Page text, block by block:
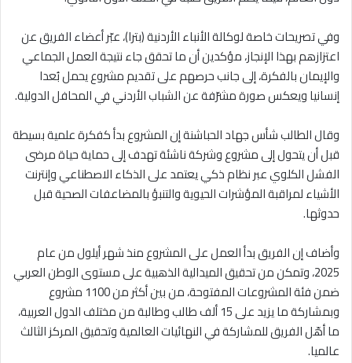
وفي تصريحات خاصة لوكالة الأنباء الأردنية (بترا)، عبّر أعضاء الفريق عن
اعتزازهم بهذا الإنجاز، مؤكدين أن ما تحقق جاء نتيجة العمل الجماعي
والإيمان بالفكرة، إلى جانب حرصهم على تقديم مشروع يحمل بُعدا
إنسانيا ويعكس صورة مشرّفة عن الشباب الأردني في المحافل الدولية.
وقال الطالب شأس جهاد الحباشنة إن المشروع بدأ كفكرة علمية بسيطة
قبل أن يتحول إلى مشروع وشركة ناشئة تهدف إلى حماية حياة مرضى
الفشل الكلوي عبر نظام ذكي يعتمد على الذكاء الاصطناعي وإنترنت
الأشياء لمراقبة المؤشرات الحيوية والتنبؤ بالمضاعفات الصحية قبل
حدوثها.
وأضاف إن الفريق بدأ العمل على المشروع منذ شهر أيلول من عام
2025، وتمكن من تحقيق الميدالية الذهبية على مستوى الوطن العربي
ضمن فئة المشروعات المفتوحة، من بين أكثر من 1100 مشروع
وبمشاركة ما يزيد على 15 ألف طالب وطالبة من مختلف الدول العربية،
ما أهّل الفريق للمشاركة في النهائيات العالمية وتحقيق المركز الثالث
عالميا.